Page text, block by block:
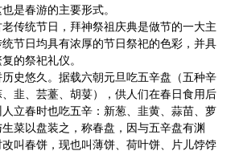
是春游的主要形式。
传统节日，拜神祭祖庆典是做节的一大主
节日均具有浓厚的节日祭祀的色彩，并具
的祭祀礼仪。
史悠久。据载六朝元旦吃五辛盘（五种辛
韭、芸薹、胡荽），供人们在春日食用后
立春时也吃五辛：新葱、韭黄、蒜苗、萝
生菜以盘装之，称春盘，因与五辛盘有渊
叫春饼，现也叫薄饼、荷叶饼、片儿饽饽